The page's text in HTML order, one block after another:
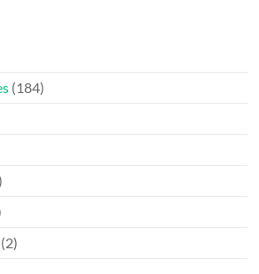
(184)
(2)